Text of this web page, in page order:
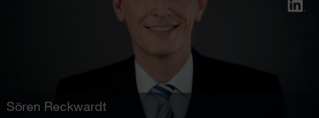
Sören Reckwardt